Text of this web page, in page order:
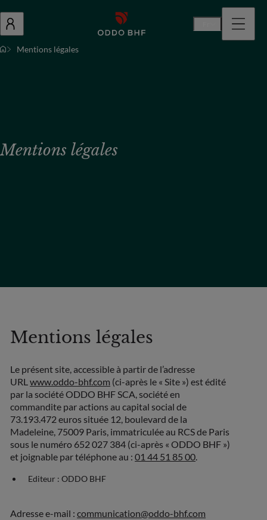
Mentions légales
Mentions légales
Mentions légales
Le présent site, accessible à partir de l’adresse
URLwww.oddo-bhf.com (ci-après le « Site ») est édité
par la société ODDO BHF SCA, société en
commandite par actions au capital social de
73.193.472 euros située 12, boulevard de la
Madeleine, 75009 Paris, immatriculée au RCS de Paris
sous le numéro 652 027 384 (ci-après « ODDO BHF »)
et joignable par téléphone au :01 44 51 85 00.
Editeur : ODDO BHF
Adresse e-mail :communication@oddo-bhf.com